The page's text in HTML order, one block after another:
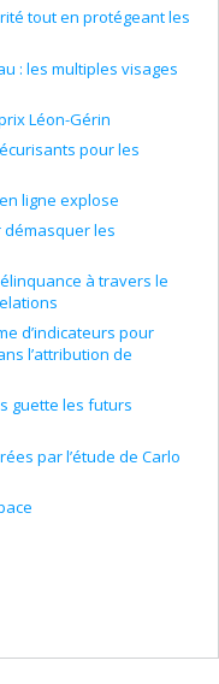
tout en protégeant les
: les multiples visages
Léon-Gérin
pour les
ligne explose
démasquer les
à travers le
d’indicateurs pour
l’attribution de
guette les futurs
par l’étude de Carlo